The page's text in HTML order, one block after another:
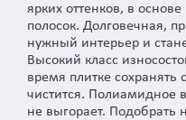
ярких оттенков, в
полосок. Долговечная,
нужный интерьер и
Высокий класс
время плитке сохранять
чистится. Полиамидное
не выгорает. Подобрать